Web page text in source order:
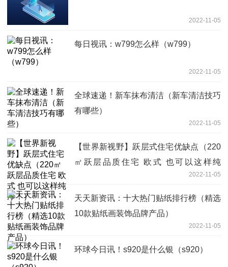
2022-11-05
每日视讯：w799怎么样（w799）
2022-11-05
全球速递！新车抹布清洁（新车清洁技巧
有哪些）
2022-11-05
【世界新视野】跃层式住宅优缺点（220
㎡跃层品质住宅 欧式 也可以这样纯
2022-11-05
天天新资讯：十大热门贴纸排行榜（精选
10款贴纸画装饰品牌产品）
2022-11-05
环球今日讯！s920是什么银（s920）